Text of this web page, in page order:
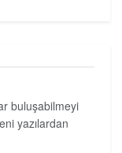
buluşabilmeyi
yazılardan